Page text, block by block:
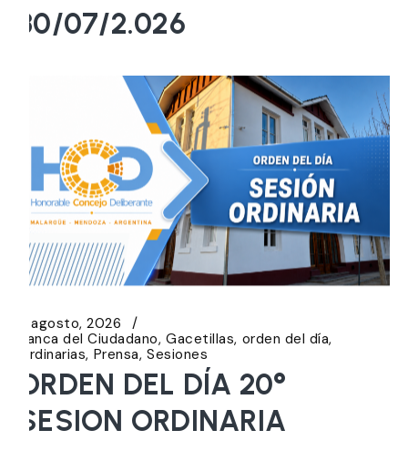
30/07/2.026
5 agosto, 2026
Banca del Ciudadano Gacetillas orden del día
Ordinarias Prensa Sesiones
ORDEN DEL DÍA 20°
SESION ORDINARIA